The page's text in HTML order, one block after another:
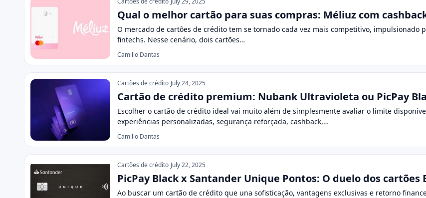
Qual o melhor cartão para suas compras: Méliuz com
O mercado de cartões de crédito tem se tornado cada vez mais competitivo, impulsionado
fintechs. Nesse cenário, dois cartões…
Camillo Dantas
Cartões de crédito July 24, 2025
Cartão de crédito premium: Nubank Ultravioleta ou PicPay
Escolher o cartão de crédito ideal vai muito além de simplesmente avaliar o limite
experiências personalizadas, segurança reforçada, cashback,…
Camillo Dantas
Cartões de crédito July 22, 2025
PicPay Black x Santander Unique Pontos: O duelo dos cartões
Ao buscar um cartão de crédito que una sofisticação, vantagens exclusivas e retorno